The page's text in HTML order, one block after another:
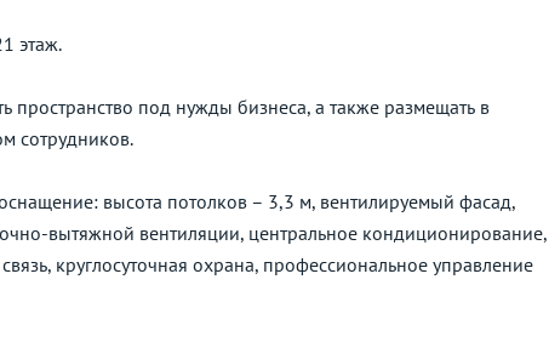
этаж.
пространство под нужды бизнеса, а также размещать в
сотрудников.
высота потолков – 3,3 м, вентилируемый фасад,
вытяжной вентиляции, центральное кондиционирование,
круглосуточная охрана, профессиональное управление